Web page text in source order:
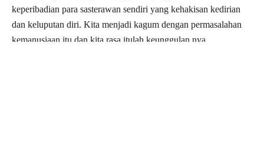
keperibadian para sasterawan sendiri yang kehakisan kedirian
dan keluputan diri. Kita menjadi kagum dengan permasalahan
kemanusiaan itu dan kita rasa itulah keunggulan nya